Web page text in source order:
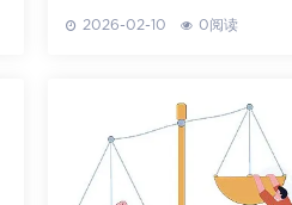
2026-02-10 0阅读